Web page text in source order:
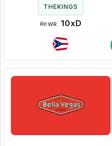
THEKINGS
मेरा WR: 10xD